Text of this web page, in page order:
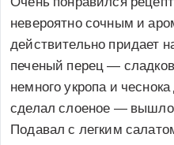
невероятно сочным и
действительно придает
печеный перец —
немного укропа и
сделал слоеное —
Подавал с легким